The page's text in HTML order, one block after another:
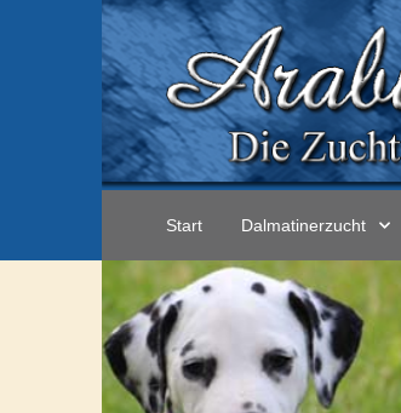
Start Dalmatinerzucht